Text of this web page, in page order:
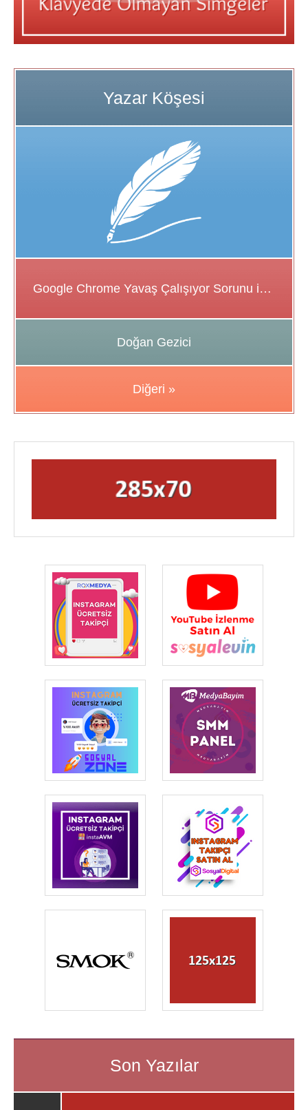
Google Chrome Yavaş Çalışıyor Sorunu için Çözüm Önerileri
Doğan Gezici
Diğeri »